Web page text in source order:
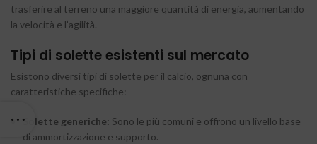
trasferire al terreno una maggiore quantità di energia, aumentando
la velocità e l’agilità.
Tipi di solette esistenti sul mercato
Esistono diversi tipi di solette per il calcio, ognuna con
caratteristiche specifiche:
Solette generiche: Sono le più comuni e offrono un livello base
di ammortizzazione e supporto.